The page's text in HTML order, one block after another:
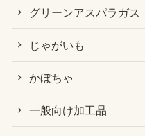
グリーンアスパラガス
じゃがいも
かぼちゃ
一般向け加工品